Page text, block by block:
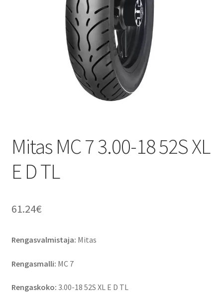
Mitas MC 7 3.00-18 52S XL
E D TL
61.24€
Rengasvalmistaja: Mitas
Rengasmalli: MC 7
Rengaskoko: 3.00-18 52S XL E D TL